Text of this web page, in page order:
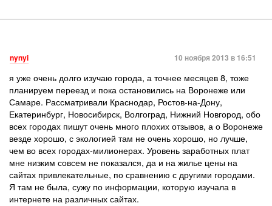
nynyi 10 ноября 2013 в 16:51
я уже очень долго изучаю города, а точнее месяцев 8, тоже
планируем переезд и пока остановились на Воронеже или
Самаре. Рассматривали Краснодар, Ростов-на-Дону,
Екатеринбург, Новосибирск, Волгоград, Нижний Новгород, обо
всех городах пишут очень много плохих отзывов, а о Воронеже
везде хорошо, с экологией там не очень хорошо, но лучше,
чем во всех городах-милионерах. Уровень заработных плат
мне низким совсем не показался, да и на жилье цены на
сайтах привлекательные, по сравнению с другими городами.
Я там не была, сужу по информации, которую изучала в
интернете на различных сайтах.